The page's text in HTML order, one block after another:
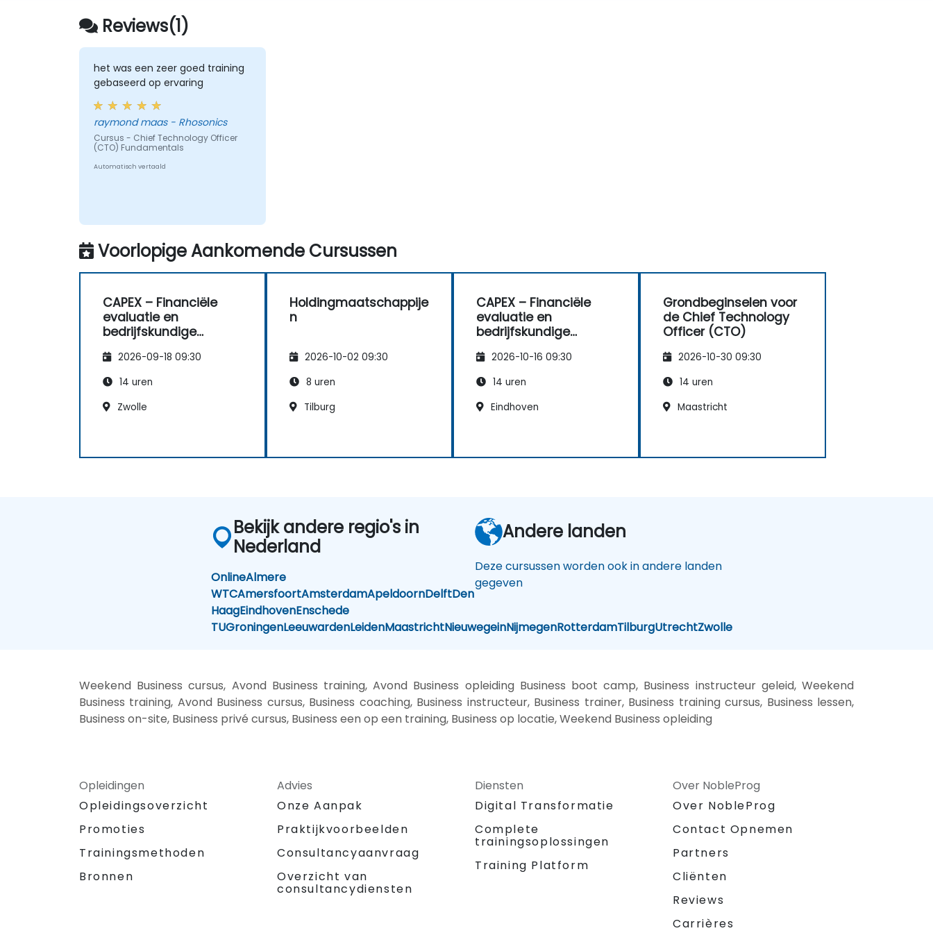
Reviews(1)
het was een zeer goed training
gebaseerd op ervaring
raymond maas - Rhosonics
Cursus - Chief Technology Officer
(CTO) Fundamentals
Automatisch vertaald
Voorlopige Aankomende Cursussen
CAPEX – Financiële
evaluatie en
bedrijfskundige
productiemanagers
2026-09-18 09:30
14 uren
Zwolle
Holdingmaatschappije
n
2026-10-02 09:30
8 uren
Tilburg
CAPEX – Financiële
evaluatie en
bedrijfskundige
productiemanagers
2026-10-16 09:30
14 uren
Eindhoven
Grondbeginselen voor
de Chief Technology
Officer (CTO)
2026-10-30 09:30
14 uren
Maastricht
Bekijk andere regio's in
Nederland
OnlineAlmere
WTCAmersfoortAmsterdamApeldoornDelftDen
HaagEindhovenEnschede
TUGroningenLeeuwardenLeidenMaastrichtNieuwegeinNijmegenRotterdamTilburgUtrechtZwolle
Andere landen
Deze cursussen worden ook in andere landen
gegeven
Weekend Business cursus, Avond Business training, Avond Business opleiding Business boot camp, Business instructeur geleid, Weekend
Business training, Avond Business cursus, Business coaching, Business instructeur, Business trainer, Business training cursus, Business lessen,
Business on-site, Business privé cursus, Business een op een training, Business op locatie, Weekend Business opleiding
Opleidingen
Opleidingsoverzicht
Promoties
Trainingsmethoden
Bronnen
Advies
Onze Aanpak
Praktijkvoorbeelden
Consultancyaanvraag
Overzicht van
consultancydiensten
Diensten
Digital Transformatie
Complete
trainingsoplossingen
Training Platform
Over NobleProg
Over NobleProg
Contact Opnemen
Partners
Cliënten
Reviews
Carrières